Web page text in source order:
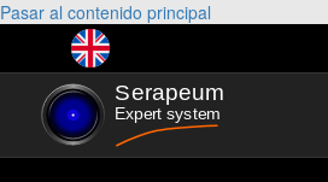
Pasar al contenido principal